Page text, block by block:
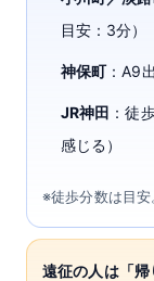
目安：3分）
神保町：A9
JR神田 ：徒
感じる）
※徒歩分数は目安
遠征の人は「